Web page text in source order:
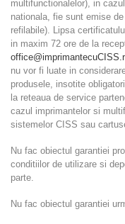
multifunctionalelor), in
nationala, fie sunt emise
refilabile). Lipsa
in maxim 72 ore de la
nu vor fi luate in
produsele, insotite
la reteaua de service
cazul imprimantelor si
sistemelor CISS sau
Nu fac obiectul garantiei
conditiilor de utilizare si
parte.
Nu fac obiectul garantiei